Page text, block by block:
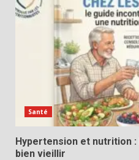
Santé
Hypertension et nutrition
bien vieillir